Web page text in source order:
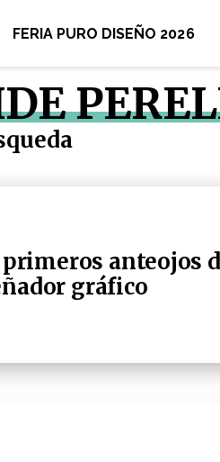
FERIA PURO DISEÑO 2026
anteojos
gráfico